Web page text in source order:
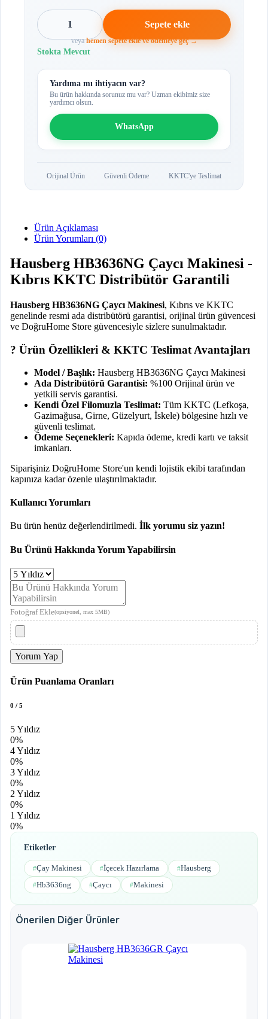
1 Sepete ekle
veyahemen sepete ekle ve ödemeye geç →
Stokta Mevcut
Yardıma mı ihtiyacın var?
Bu ürün hakkında sorunuz mu var? Uzman ekibimiz size
yardımcı olsun.
WhatsApp
Orijinal Ürün Güvenli Ödeme KKTC'ye Teslimat
Ürün Açıklaması
Ürün Yorumları (0)
Hausberg HB3636NG Çaycı Makinesi -
Kıbrıs KKTC Distribütör Garantili
Hausberg HB3636NG Çaycı Makinesi, Kıbrıs ve KKTC
genelinde resmi ada distribütörü garantisi, orijinal ürün güvencesi
ve DoğruHome Store güvencesiyle sizlere sunulmaktadır.
? Ürün Özellikleri & KKTC Teslimat Avantajları
Model / Başlık: Hausberg HB3636NG Çaycı Makinesi
Ada Distribütörü Garantisi: %100 Orijinal ürün ve
yetkili servis garantisi.
Kendi Özel Filomuzla Teslimat: Tüm KKTC (Lefkoşa,
Gazimağusa, Girne, Güzelyurt, İskele) bölgesine hızlı ve
güvenli teslimat.
Ödeme Seçenekleri: Kapıda ödeme, kredi kartı ve taksit
imkanları.
Siparişiniz DoğruHome Store'un kendi lojistik ekibi tarafından
kapınıza kadar özenle ulaştırılmaktadır.
Kullanıcı Yorumları
Bu ürün henüz değerlendirilmedi. İlk yorumu siz yazın!
Bu Ürünü Hakkında Yorum Yapabilirsin
Fotoğraf Ekle(opsiyonel, max 5MB)
Yorum Yap
Ürün Puanlama Oranları
0 / 5
5 Yıldız
0%
4 Yıldız
0%
3 Yıldız
0%
2 Yıldız
0%
1 Yıldız
0%
Etiketler
#Çay Makinesi #İçecek Hazırlama #Hausberg
#Hb3636ng #Çaycı #Makinesi
Önerilen Diğer Ürünler